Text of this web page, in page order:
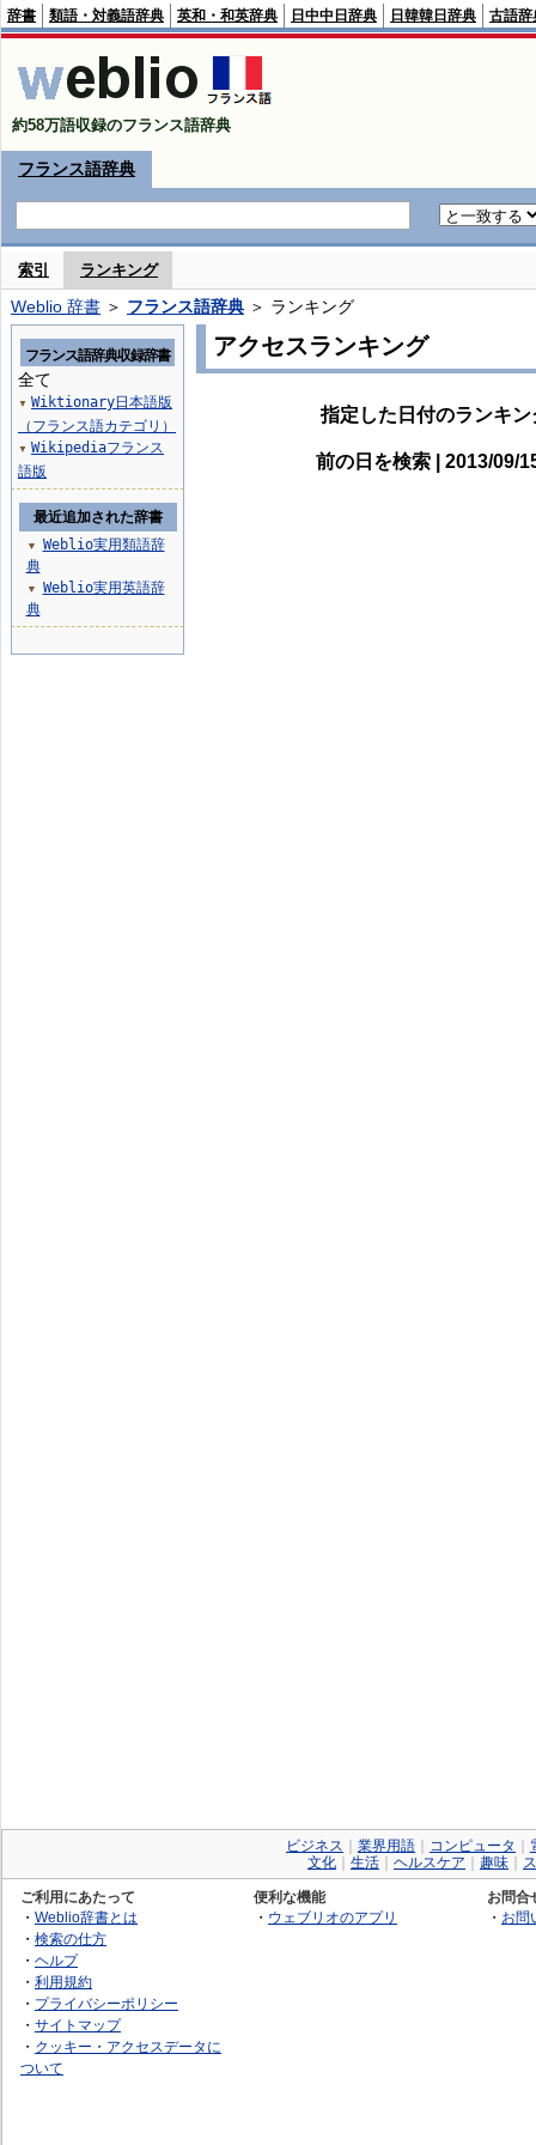
辞書 類語・対義語辞典 英和・和英辞典 日中中日辞典 日韓韓日辞典 古語辞
約58万語収録のフランス語辞典
フランス語辞典
索引 ランキング
Weblio 辞書 ＞ フランス語辞典 ＞ ランキング
アクセスランキング
指定した日付のランキ
前の日を検索 | 2013/09/
フランス語辞典収録辞書
全て
▼ Wiktionary日本語版
（フランス語カテゴリ）
▼ Wikipediaフランス
語版
最近追加された辞書
▼
Weblio実用類語辞
典
▼
Weblio実用英語辞
典
ビジネス 業界用語 コンピュータ
文化
生活 ヘルスケア 趣味
ご利用にあたって
・ Weblio辞書とは
・ 検索の仕方
・ ヘルプ
・ 利用規約
・ プライバシーポリシー
・ サイトマップ
・ クッキー・アクセスデータに
ついて
便利な機能
・ ウェブリオのアプリ
お問合
・ お問